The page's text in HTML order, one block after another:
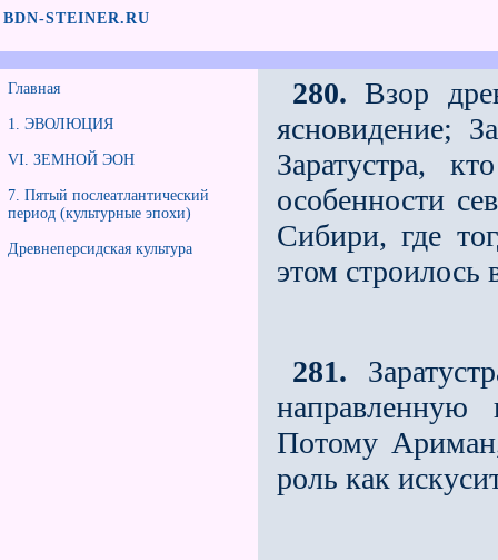
BDN-STEINER.RU
Главная
1. ЭВОЛЮЦИЯ
VI. ЗЕМНОЙ ЭОН
7. Пятый послеатлантический
период (культурные эпохи)
Древнеперсидская культура
280. Взор
ясновидение;
Заратустра,
особенности
Сибири, где
этом
281.
направленную
Потому
роль как